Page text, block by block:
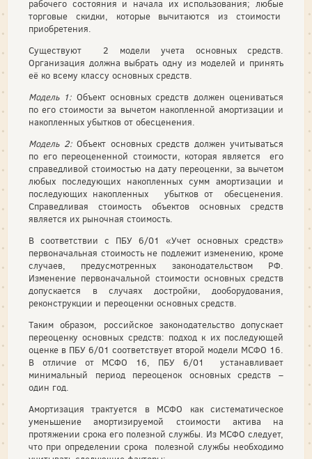
рабочего состояния и начала их использования; любые
торговые скидки, которые вычитаются из стоимости
приобретения.
Существуют 2 модели учета основных средств.
Организация должна выбрать одну из моделей и принять
её ко всему классу основных средств.
Модель 1: Объект основных средств должен оцениваться
по его стоимости за вычетом накопленной амортизации и
накопленных убытков от обесценения.
Модель 2: Объект основных средств должен учитываться
по его переоцененной стоимости, которая является его
справедливой стоимостью на дату переоценки, за вычетом
любых последующих накопленных сумм амортизации и
последующих накопленных убытков от обесценения.
Справедливая стоимость объектов основных средств
является их рыночная стоимость.
В соответствии с ПБУ 6/01 «Учет основных средств»
первоначальная стоимость не подлежит изменению, кроме
случаев, предусмотренных законодательством РФ.
Изменение первоначальной стоимости основных средств
допускается в случаях достройки, дооборудования,
реконструкции и переоценки основных средств.
Таким образом, российское законодательство допускает
переоценку основных средств: подход к их последующей
оценке в ПБУ 6/01 соответствует второй модели МСФО 16.
В отличие от МСФО 16, ПБУ 6/01 устанавливает
минимальный период переоценок основных средств –
один год.
Амортизация трактуется в МСФО как систематическое
уменьшение амортизируемой стоимости актива на
протяжении срока его полезной службы. Из МСФО следует,
что при определении срока полезной службы необходимо